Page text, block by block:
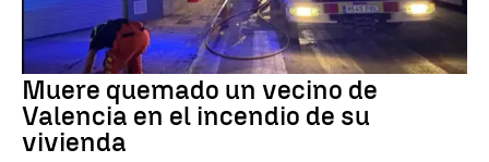
Muere quemado un vecino de
Valencia en el incendio de su
vivienda